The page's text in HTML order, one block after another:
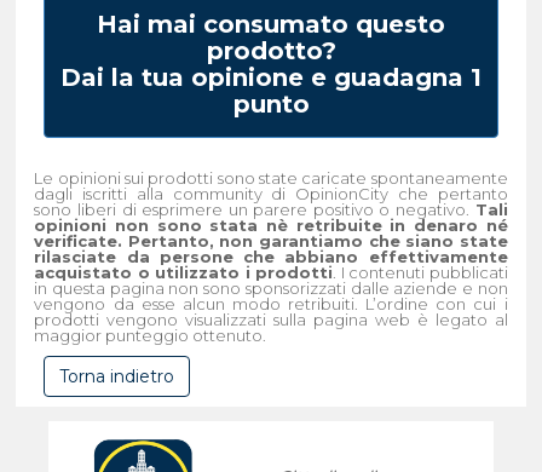
Hai mai consumato questo
prodotto?
Dai la tua opinione e guadagna 1
punto
Le opinioni sui prodotti sono state caricate spontaneamente
dagli iscritti alla community di OpinionCity che pertanto
sono liberi di esprimere un parere positivo o negativo. Tali
opinioni non sono stata nè retribuite in denaro né
verificate. Pertanto, non garantiamo che siano state
rilasciate da persone che abbiano effettivamente
acquistato o utilizzato i prodotti . I contenuti pubblicati
in questa pagina non sono sponsorizzati dalle aziende e non
vengono da esse alcun modo retribuiti. L’ordine con cui i
prodotti vengono visualizzati sulla pagina web è legato al
maggior punteggio ottenuto.
Torna indietro